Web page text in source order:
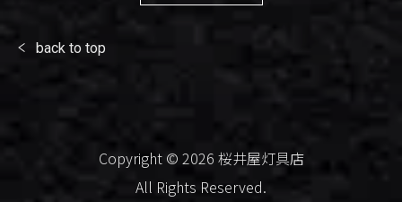
back to top
Copyright © 2026 桜井屋灯具店
All Rights Reserved.